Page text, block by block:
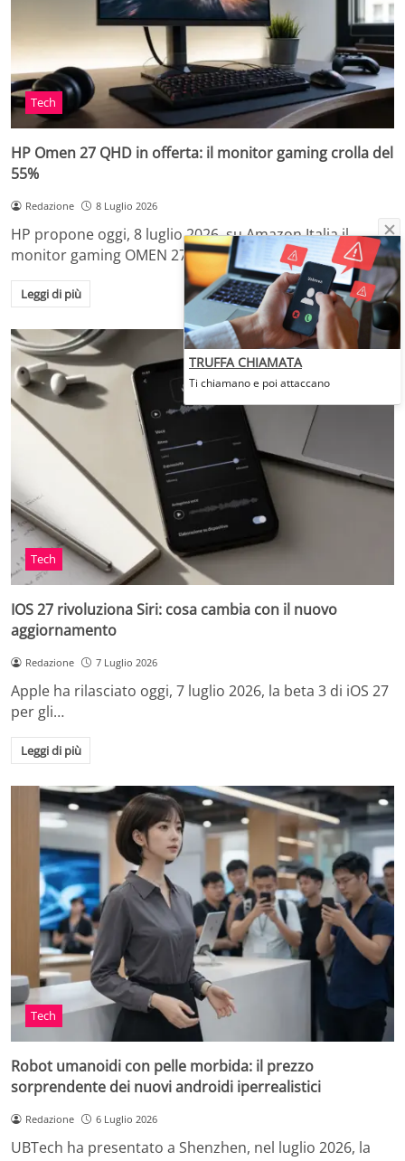
Tech
HP Omen 27 QHD in offerta: il monitor gaming crolla del
55%
Redazione 8 Luglio 2026
HP propone oggi, 8 luglio 2026, su Amazon Italia il
monitor gaming OMEN 27qs da…
Leggi di più
Tech
IOS 27 rivoluziona Siri: cosa cambia con il nuovo
aggiornamento
Redazione 7 Luglio 2026
Apple ha rilasciato oggi, 7 luglio 2026, la beta 3 di iOS 27
per gli…
Leggi di più
Tech
Robot umanoidi con pelle morbida: il prezzo
sorprendente dei nuovi androidi iperrealistici
Redazione 6 Luglio 2026
UBTech ha presentato a Shenzhen, nel luglio 2026, la
TRUFFA CHIAMATA
Ti chiamano e poi attaccano